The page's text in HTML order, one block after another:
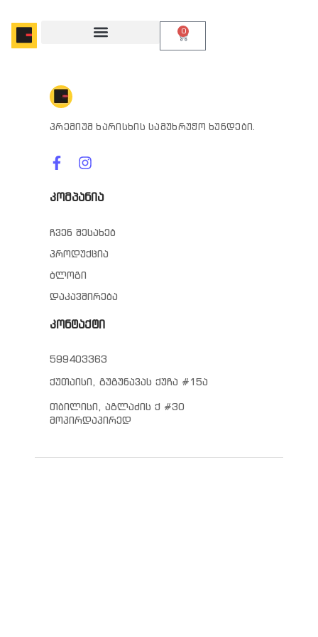
0
პრემიუმ ხარისხის სამუხრუჭო ხუნდები.
კომპანია
ჩვენ შესახებ
პროდუქცია
ბლოგი
დაკავშირება
კონტაქტი
599403363
ქუთაისი, გუგუნავას ქუჩა #15ა
თბილისი, აგლაძის ქ #30
მოპირდაპირედ